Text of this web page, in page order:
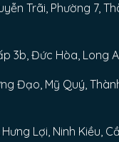
Trãi, Phường 7,
3b, Đức Hòa, Long
Đạo, Mỹ Quý,
Lợi, Ninh Kiều,